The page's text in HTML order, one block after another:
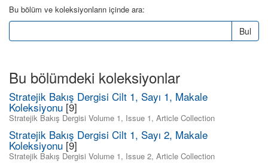
Bu bölüm ve koleksiyonların içinde ara:
Bul
Bu bölümdeki koleksiyonlar
Stratejik Bakış Dergisi Cilt 1, Sayı 1, Makale
Koleksiyonu [9]
Stratejik Bakış Dergisi Volume 1, Issue 1, Article Collection
Stratejik Bakış Dergisi Cilt 1, Sayı 2, Makale
Koleksiyonu [9]
Stratejik Bakış Dergisi Volume 1, Issue 2, Article Collection